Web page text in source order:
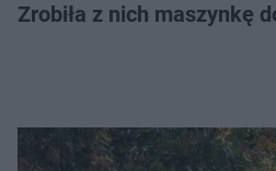
Zrobiła z nich maszynkę